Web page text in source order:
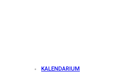
KALENDARIUM